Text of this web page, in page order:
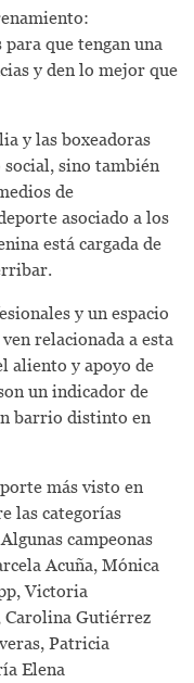
que tengan una
y den lo mejor que
y las boxeadoras
sino también
de
asociado a los
está cargada de
y un espacio
relacionada a esta
aliento y apoyo de
un indicador de
barrio distinto en
más visto en
las categorías
campeonas
Acuña, Mónica
Victoria
Carolina Gutiérrez
Patricia
Elena